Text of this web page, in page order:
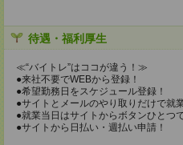
待遇・福利厚生
≪“バイトレ”はココが違う！≫
●来社不要でWEBから登録！
●希望勤務日をスケジュール登録！
●サイトとメールのやり取りだけで就
●就業当日はサイトからボタンひとつ
●サイトから日払い・週払い申請！